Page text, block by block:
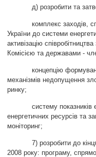
д) розробити та
комплекс заходів,
України до системи
активізацію
Комісією та державами -
концепцію
механізмів недопущення
ринку;
систему
енергетичних ресурсів та
моніторинг;
7) розробити до
2008 року: програму,